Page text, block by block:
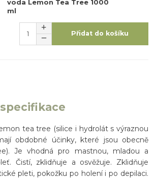
voda Lemon Tea Tree 1000
ml
Přidat do košíku
tea tree (silice i hydrolát s výraznou
obdobné účinky, které jsou obecně
Je vhodná pro mastnou, mladou a
Čistí, zklidňuje a osvěžuje. Zklidňuje
pleti, pokožku po holení i po depilaci.